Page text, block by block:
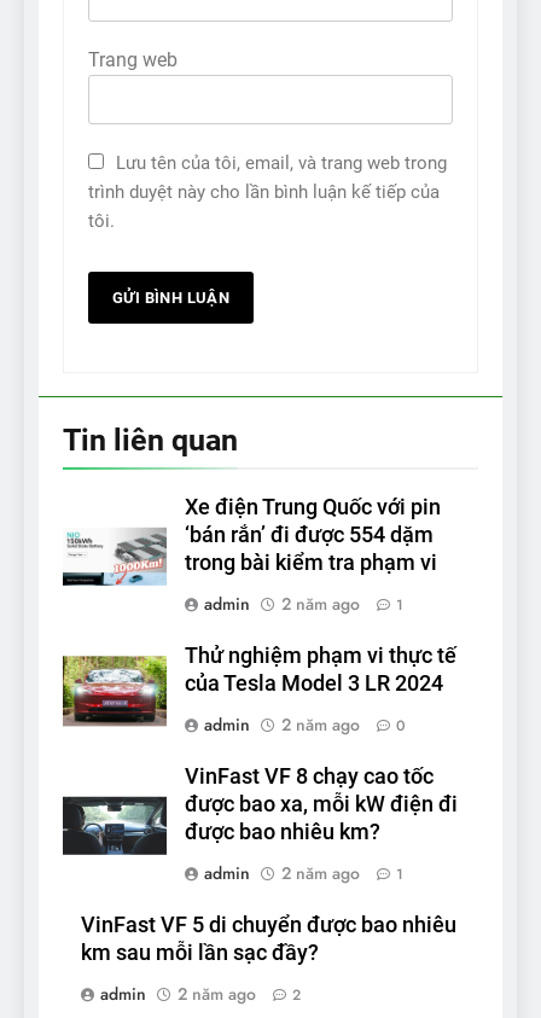
Trang web
Lưu tên của tôi, email, và trang web trong
trình duyệt này cho lần bình luận kế tiếp của
tôi.
Tin liên quan
Xe điện Trung Quốc với pin
‘bán rắn’ đi được 554 dặm
trong bài kiểm tra phạm vi
admin
2 năm ago 1
Thử nghiệm phạm vi thực tế
của Tesla Model 3 LR 2024
admin
2 năm ago 0
VinFast VF 8 chạy cao tốc
được bao xa, mỗi kW điện đi
được bao nhiêu km?
admin
2 năm ago 1
VinFast VF 5 di chuyển được bao nhiêu
km sau mỗi lần sạc đầy?
admin
2 năm ago 2